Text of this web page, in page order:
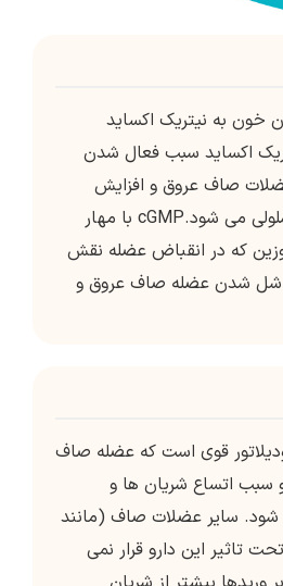
خون به نیتریک اکساید
اکساید سبب فعال شدن
صاف عروق و افزایش
تولید cGMP داخل سلولی می شود.cGMP با مهار
که در انقباض عضله نقش
شل شدن عضله صاف عروق و
قوی است که عضله صاف
سبب اتساع شریان ها و
سایر عضلات صاف (مانند
تاثیر این دارو قرار نمی